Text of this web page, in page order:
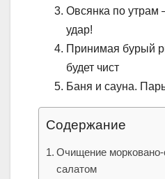
Овсянка по утрам
удар!
Принимая бурый
будет чист
Баня и сауна.
Содержание
Очищение
салатом